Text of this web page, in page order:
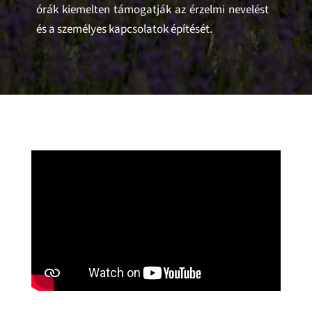
órák kiemelten támogatják az érzelmi nevelést
és a személyes kapcsolatok építését.